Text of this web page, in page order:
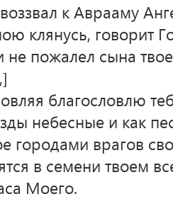
к Аврааму
клянусь, говорит
не пожалел сына
благословлю
небесные и как
городами врагов
в семени твоем
Моего.